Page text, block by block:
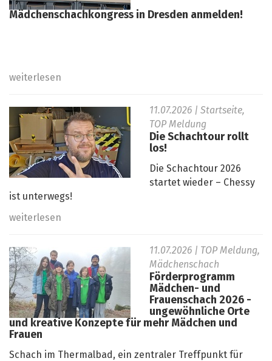
Mädchenschachkongress in Dresden anmelden!
weiterlesen
11.07.2026 | Startseite,
TOP Meldung
Die Schachtour rollt
los!
Die Schachtour 2026
startet wieder – Chessy
ist unterwegs!
weiterlesen
11.07.2026 | TOP Meldung,
Mädchenschach
Förderprogramm
Mädchen- und
Frauenschach 2026 -
ungewöhnliche Orte
und kreative Konzepte für mehr Mädchen und
Frauen
Schach im Thermalbad, ein zentraler Treffpunkt für